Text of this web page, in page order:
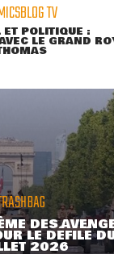
TV
ET POLITIQUE :
LE GRAND
DES
LE DÉFILÉ
2026